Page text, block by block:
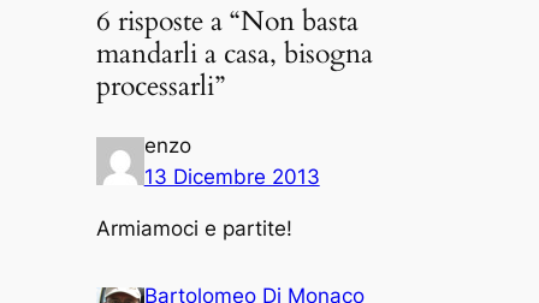
6 risposte a “Non basta
mandarli a casa, bisogna
processarli”
enzo
13 Dicembre 2013
Armiamoci e partite!
Bartolomeo Di Monaco